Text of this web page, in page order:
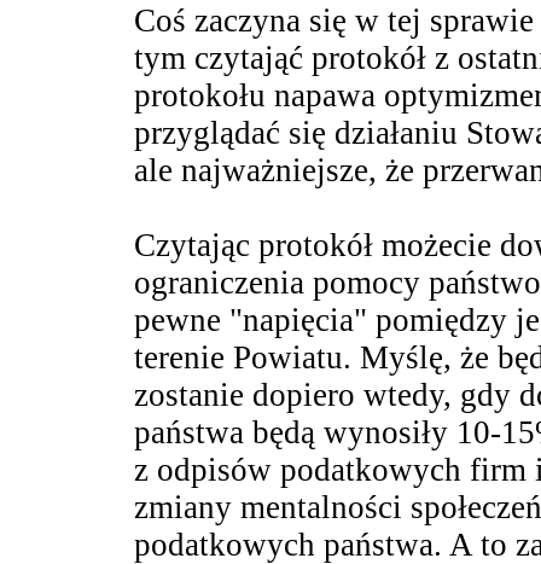
Coś zaczyna się w tej
tym czytająć protokół z
protokołu napawa
przyglądać się działaniu
ale najważniejsze, że
Czytając protokół możecie
ograniczenia pomocy
pewne "napięcia" pomiędzy
terenie Powiatu. Myślę, że
zostanie dopiero wtedy, gdy
państwa będą wynosiły 10-
z odpisów podatkowych firm
zmiany mentalności
podatkowych państwa. A to